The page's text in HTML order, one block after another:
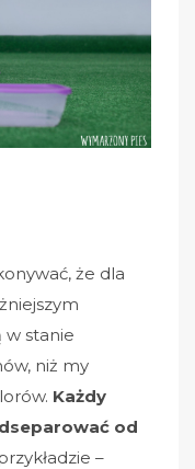
że dla
w stanie
niż my
Każdy
od
–